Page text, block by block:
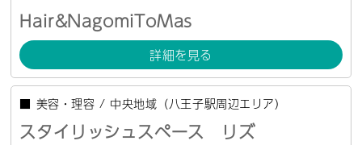
Hair&NagomiToMas
詳細を見る
■ 美容・理容 / 中央地域（八王子駅周辺エリア）
スタイリッシュスペース リズ